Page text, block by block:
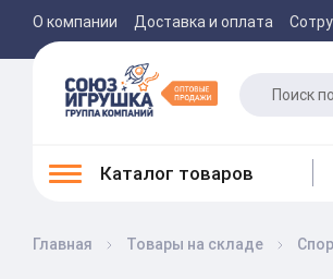
О компании Доставка и оплата
Каталог товаров
Главная Товары на складе